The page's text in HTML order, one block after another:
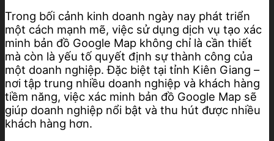
Trong bối cảnh kinh doanh ngày nay phát triển
một cách mạnh mẽ, việc sử dụng dịch vụ tạo xác
minh bản đồ Google Map không chỉ là cần thiết
mà còn là yếu tố quyết định sự thành công của
một doanh nghiệp. Đặc biệt tại tỉnh Kiên Giang –
nơi tập trung nhiều doanh nghiệp và khách hàng
tiềm năng, việc xác minh bản đồ Google Map sẽ
giúp doanh nghiệp nổi bật và thu hút được nhiều
khách hàng hơn.